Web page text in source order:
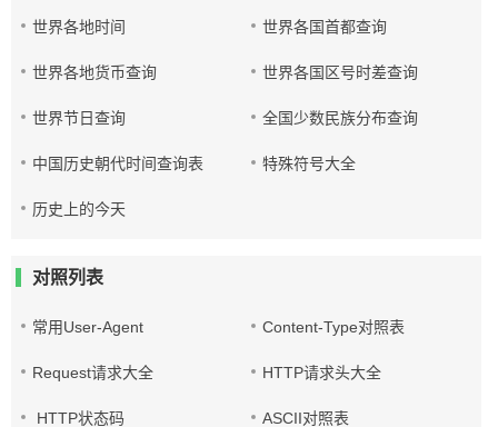
世界各地时间 世界各国首都查询
世界各地货币查询 世界各国区号时差查询
世界节日查询 全国少数民族分布查询
中国历史朝代时间查询表 特殊符号大全
历史上的今天
对照列表
常用User-Agent Content-Type对照表
Request请求大全 HTTP请求头大全
HTTP状态码 ASCII对照表